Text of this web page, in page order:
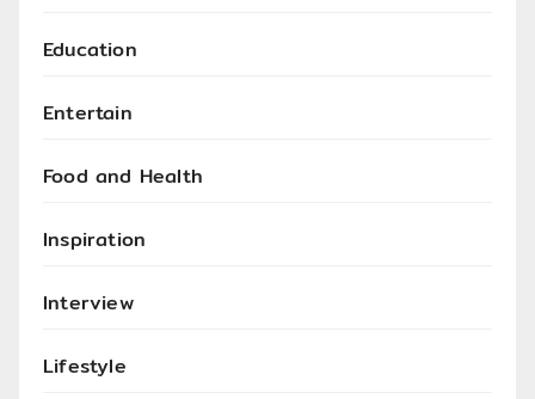
Education
Entertain
Food and Health
Inspiration
Interview
Lifestyle